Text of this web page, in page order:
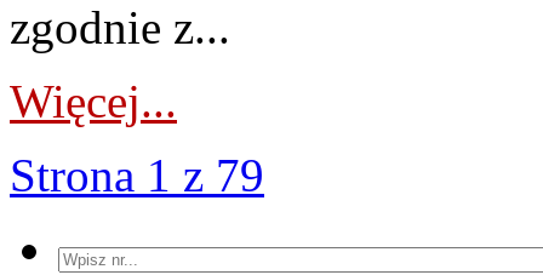
zgodnie z...
Więcej...
Strona 1 z 79